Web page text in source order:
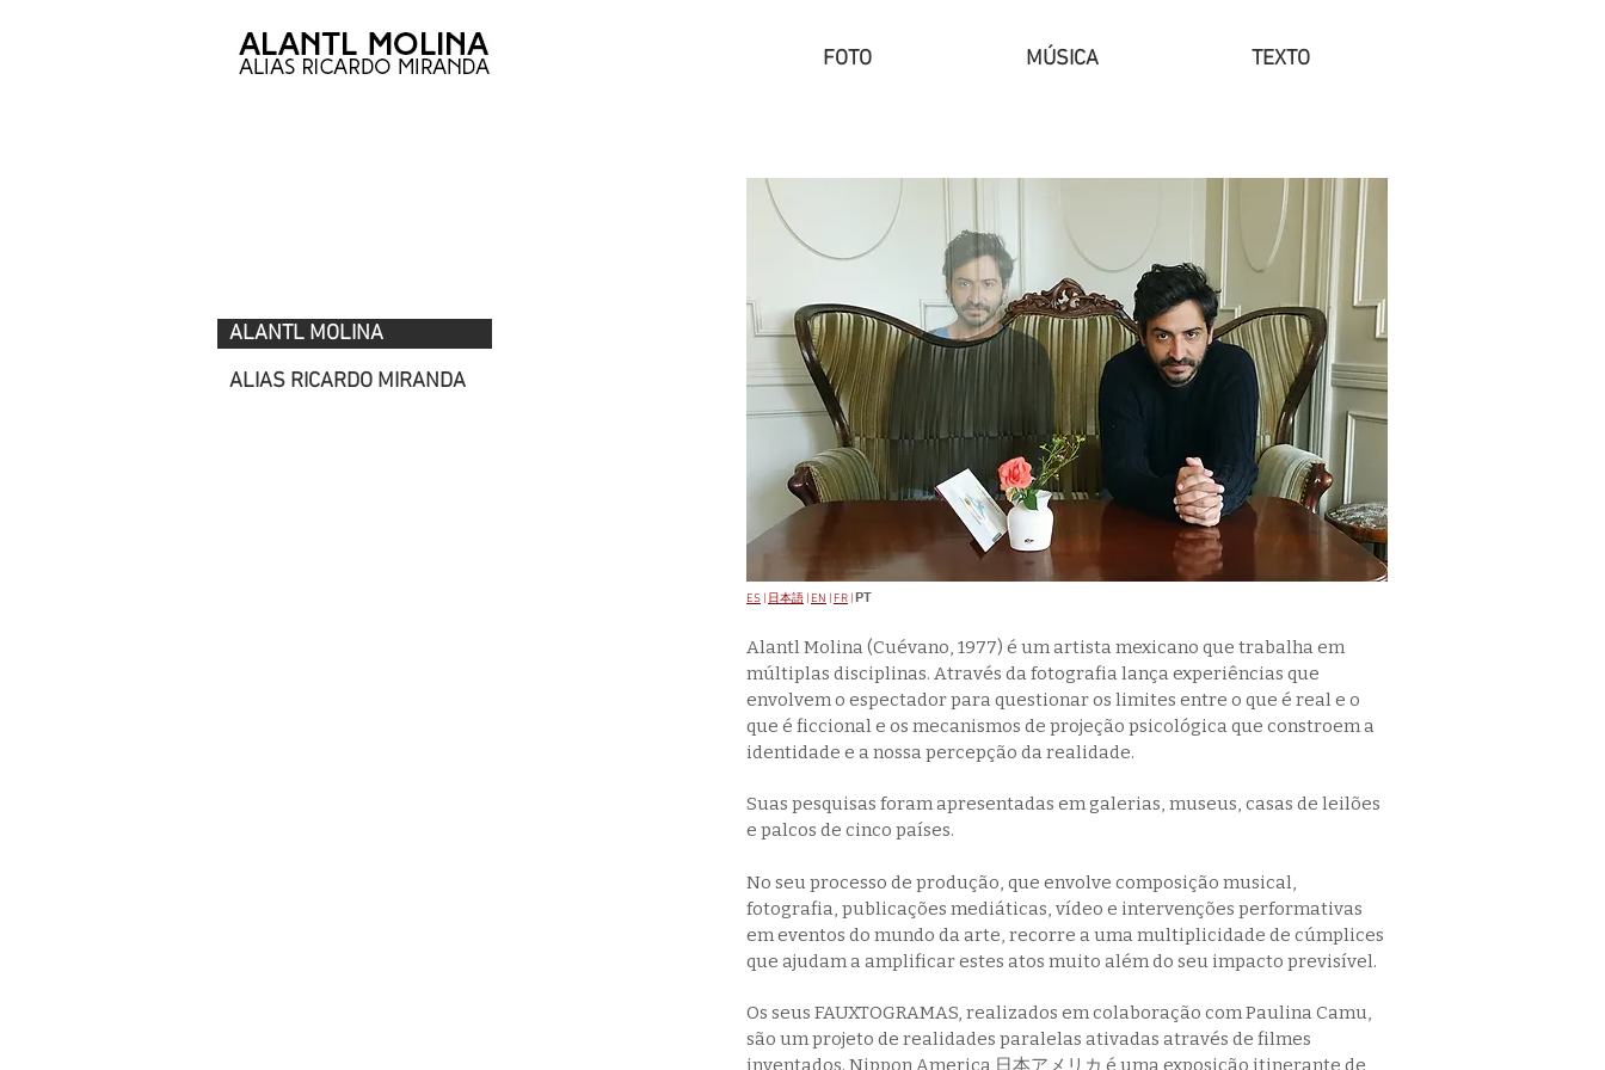
ALANTL MOLINA
FOTO MÚSICA TEXTO
ALANTL MOLINA
ALIAS RICARDO MIRANDA
ES | 日本語 | EN | FR |PT
Alantl Molina (Cuévano, 1977) é um artista mexicano que trabalha em
múltiplas disciplinas. Através da fotografia lança experiências que
envolvem o espectador para questionar os limites entre o que é real e o
que é ficcional e os mecanismos de projeção psicológica que constroem a
identidade e a nossa percepção da realidade.
Suas pesquisas foram apresentadas em galerias, museus, casas de leilões
e palcos de cinco países.
No seu processo de produção, que envolve composição musical,
fotografia, publicações mediáticas, vídeo e intervenções performativas
em eventos do mundo da arte, recorre a uma multiplicidade de cúmplices
que ajudam a amplificar estes atos muito além do seu impacto previsível.
Os seus FAUXTOGRAMAS, realizados em colaboração com Paulina Camu,
são um projeto de realidades paralelas ativadas através de filmes
inventados. Nippon America 日本アメリカ é uma exposição itinerante de